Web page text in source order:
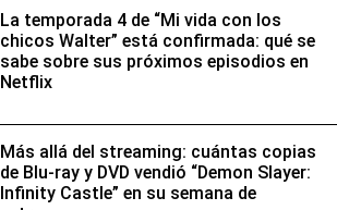
La temporada 4 de “Mi vida con los
chicos Walter” está confirmada: qué se
sabe sobre sus próximos episodios en
Netflix
Más allá del streaming: cuántas copias
de Blu-ray y DVD vendió “Demon Slayer:
Infinity Castle” en su semana de